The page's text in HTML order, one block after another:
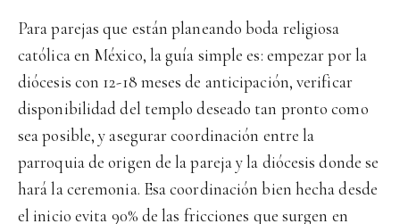
Para parejas que están planeando boda religiosa
católica en México, la guía simple es: empezar por la
diócesis con 12-18 meses de anticipación, verificar
disponibilidad del templo deseado tan pronto como
sea posible, y asegurar coordinación entre la
parroquia de origen de la pareja y la diócesis donde se
hará la ceremonia. Esa coordinación bien hecha desde
el inicio evita 90% de las fricciones que surgen en